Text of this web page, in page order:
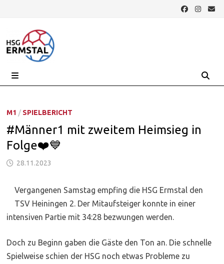
M1 / SPIELBERICHT
#Männer1 mit zweitem Heimsieg in
Folge❤️💙
28.11.2023
Vergangenen Samstag empfing die HSG Ermstal den
TSV Heiningen 2. Der Mitaufsteiger konnte in einer
intensiven Partie mit 34:28 bezwungen werden.
Doch zu Beginn gaben die Gäste den Ton an. Die schnelle
Spielweise schien der HSG noch etwas Probleme zu